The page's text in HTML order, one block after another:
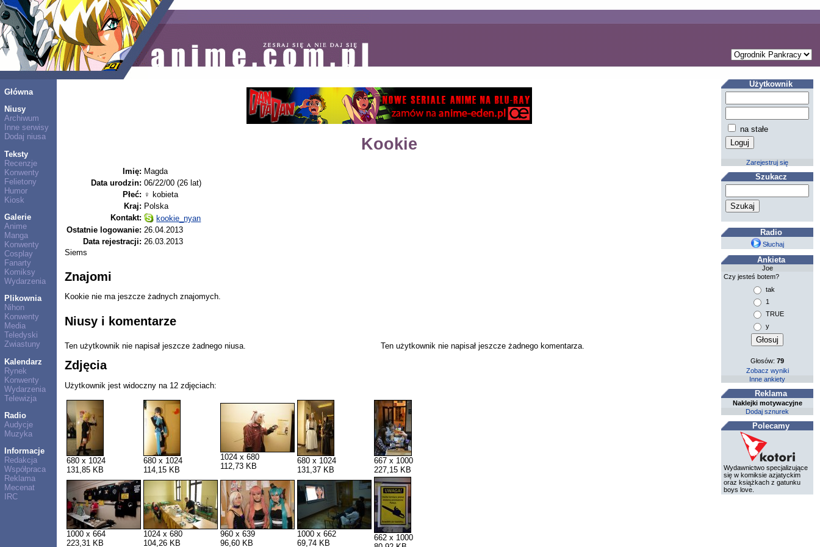
Główna
Niusy
Archiwum
Inne serwisy
Dodaj niusa
Teksty
Recenzje
Konwenty
Felietony
Humor
Kiosk
Galerie
Anime
Manga
Konwenty
Cosplay
Fanarty
Komiksy
Wydarzenia
Plikownia
Nihon
Konwenty
Media
Teledyski
Zwiastuny
Kalendarz
Rynek
Konwenty
Wydarzenia
Telewizja
Radio
Audycje
Muzyka
Informacje
Redakcja
Współpraca
Reklama
Mecenat
IRC
Kookie
Imię: Magda
Data urodzin: 06/22/00 (26 lat)
Płeć: ♀ kobieta
Kraj: Polska
Kontakt:
kookie_nyan
Ostatnie logowanie: 26.04.2013
Data rejestracji: 26.03.2013
Siems
Znajomi
Kookie nie ma jeszcze żadnych znajomych.
Niusy i komentarze
Ten użytkownik nie napisał jeszcze żadnego niusa. Ten użytkownik nie napisał jeszcze żadnego komentarza.
Zdjęcia
Użytkownik jest widoczny na 12 zdjęciach:
680 x 1024
131,85 KB
680 x 1024
114,15 KB
1024 x 680
112,73 KB
680 x 1024
131,37 KB
667 x 1000
227,15 KB
1000 x 664
223,31 KB
1024 x 680
104,26 KB
960 x 639
96,60 KB
1000 x 662
69,74 KB
662 x 1000
Użytkownik
na stałe
Zarejestruj się
Szukacz
Radio
Słuchaj
Ankieta
Joe
Czy jesteś botem?
tak
1
TRUE
y
Głosów:79
Zobacz wyniki
Inne ankiety
Reklama
Naklejki motywacyjne
Dodaj sznurek
Polecamy
Wydawnictwo specjalizujące
się w komiksie azjatyckim
oraz książkach z gatunku
boys love.